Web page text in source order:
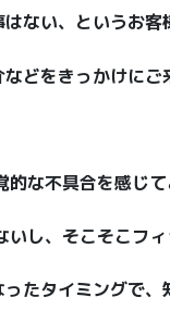
ない、というお客
どをきっかけにご
な不具合を感じて
し、そこそこフ
たタイミングで、